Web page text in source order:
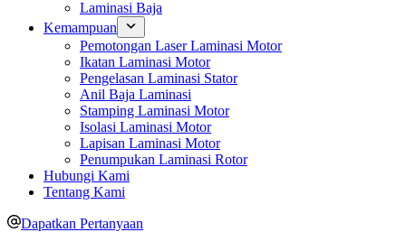
Laminasi Baja
Kemampuan
Pemotongan Laser Laminasi Motor
Ikatan Laminasi Motor
Pengelasan Laminasi Stator
Anil Baja Laminasi
Stamping Laminasi Motor
Isolasi Laminasi Motor
Lapisan Laminasi Motor
Penumpukan Laminasi Rotor
Hubungi Kami
Tentang Kami
Dapatkan Pertanyaan